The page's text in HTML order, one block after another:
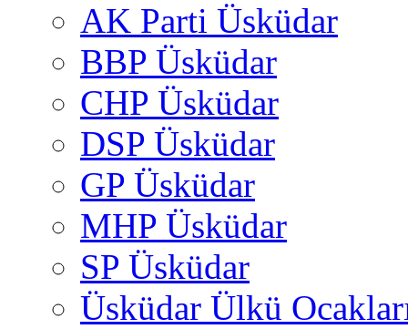
AK Parti Üsküdar
BBP Üsküdar
CHP Üsküdar
DSP Üsküdar
GP Üsküdar
MHP Üsküdar
SP Üsküdar
Üsküdar Ülkü